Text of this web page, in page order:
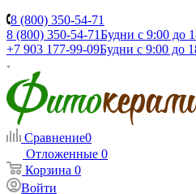
8 (800) 350-54-71
8 (800) 350-54-71Будни с 9:00 до
+7 903 177-99-09Будни с 9:00 до
Сравнение0
Отложенные 0
Корзина 0
Войти